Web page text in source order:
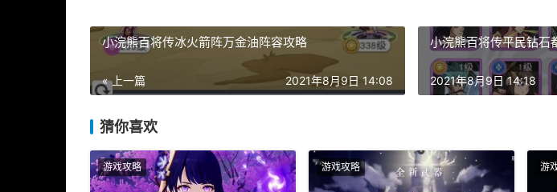
小浣熊百将传冰火箭阵万金油阵容攻略
« 上一篇 2021年8月9日 14:08
小浣熊百将传平民钻石
2021年8月9日 14:18
猜你喜欢
游戏攻略 游戏攻略 游